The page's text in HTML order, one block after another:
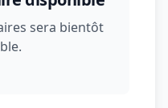
sera bientôt